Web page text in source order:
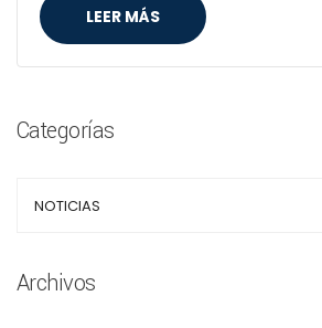
LEER MÁS
Categorías
NOTICIAS
Archivos